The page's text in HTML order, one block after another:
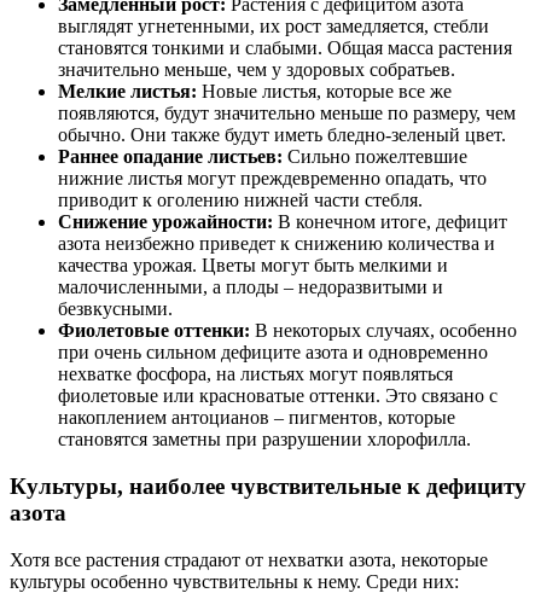
Замедленный рост: Растения с дефицитом азота
выглядят угнетенными, их рост замедляется, стебли
становятся тонкими и слабыми. Общая масса растения
значительно меньше, чем у здоровых собратьев.
Мелкие листья: Новые листья, которые все же
появляются, будут значительно меньше по размеру, чем
обычно. Они также будут иметь бледно-зеленый цвет.
Раннее опадание листьев: Сильно пожелтевшие
нижние листья могут преждевременно опадать, что
приводит к оголению нижней части стебля.
Снижение урожайности: В конечном итоге, дефицит
азота неизбежно приведет к снижению количества и
качества урожая. Цветы могут быть мелкими и
малочисленными, а плоды – недоразвитыми и
безвкусными.
Фиолетовые оттенки: В некоторых случаях, особенно
при очень сильном дефиците азота и одновременно
нехватке фосфора, на листьях могут появляться
фиолетовые или красноватые оттенки. Это связано с
накоплением антоцианов – пигментов, которые
становятся заметны при разрушении хлорофилла.
Культуры, наиболее чувствительные к дефициту
азота
Хотя все растения страдают от нехватки азота, некоторые
культуры особенно чувствительны к нему. Среди них: